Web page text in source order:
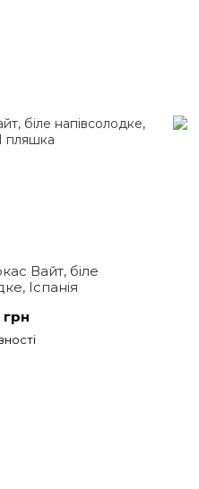
Вайт, біле
Іспанія